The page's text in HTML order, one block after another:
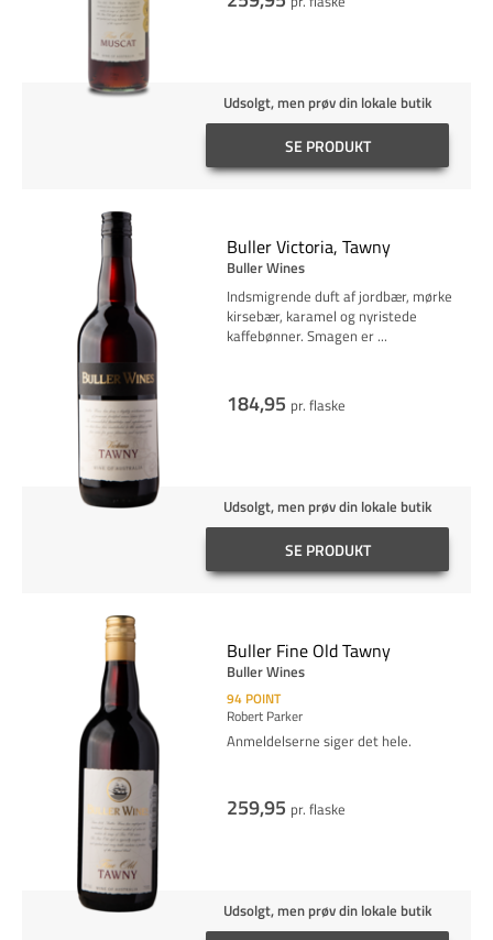
Udsolgt, men prøv din lokale butik
SE PRODUKT
Buller Victoria, Tawny
Buller Wines
Indsmigrende duft af jordbær, mørke
kirsebær, karamel og nyristede
kaffebønner. Smagen er ...
184,95 pr. flaske
Udsolgt, men prøv din lokale butik
SE PRODUKT
Buller Fine Old Tawny
Buller Wines
94 POINT
Robert Parker
Anmeldelserne siger det hele.
259,95 pr. flaske
Udsolgt, men prøv din lokale butik